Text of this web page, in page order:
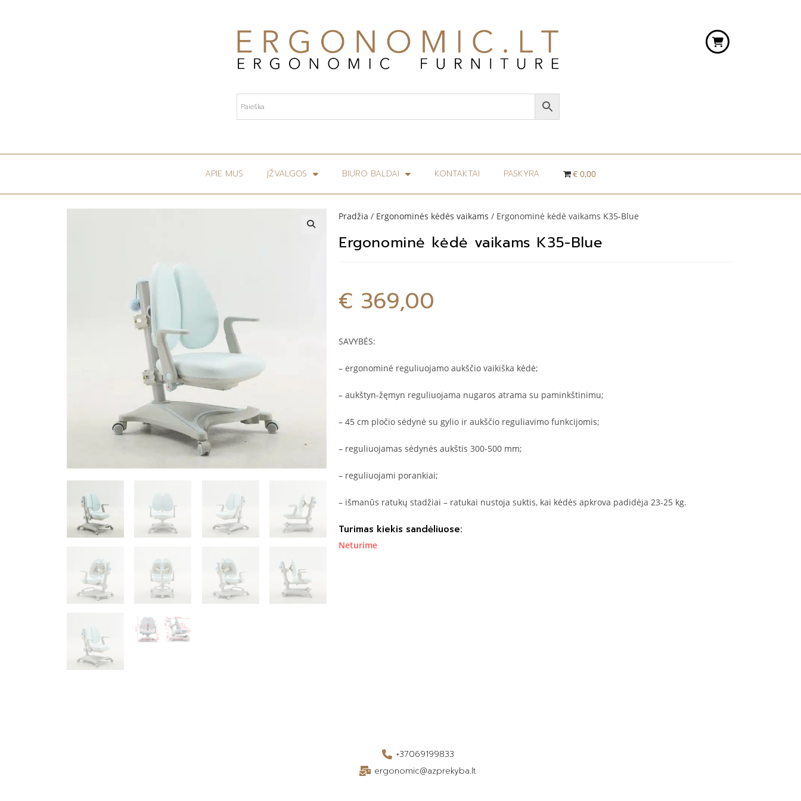
APIE MUS ĮŽVALGOS BIURO BALDAI KONTAKTAI PASKYRA € 0,00
Pradžia / Ergonominės kėdės vaikams / Ergonominė kėdė vaikams K35-Blue
Ergonominė kėdė vaikams K35-Blue
€ 369,00
SAVYBĖS:
– ergonominė reguliuojamo aukščio vaikiška kėdė;
– aukštyn-žęmyn reguliuojama nugaros atrama su paminkštinimu;
– 45 cm pločio sėdynė su gylio ir aukščio reguliavimo funkcijomis;
– reguliuojamas sėdynės aukštis 300-500 mm;
– reguliuojami porankiai;
– išmanūs ratukų stadžiai – ratukai nustoja suktis, kai kėdės apkrova padidėja 23-25 kg.
Turimas kiekis sandėliuose:
Neturime
+37069199833
ergonomic@azprekyba.lt